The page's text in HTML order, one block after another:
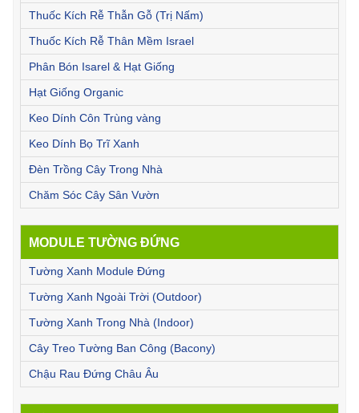
Thuốc Kích Rễ Thẫn Gỗ (Trị Nấm)
Thuốc Kích Rễ Thân Mềm Israel
Phân Bón Isarel & Hạt Giống
Hạt Giống Organic
Keo Dính Côn Trùng vàng
Keo Dính Bọ Trĩ Xanh
Đèn Trồng Cây Trong Nhà
Chăm Sóc Cây Sân Vườn
MODULE TƯỜNG ĐỨNG
Tường Xanh Module Đứng
Tường Xanh Ngoài Trời (Outdoor)
Tường Xanh Trong Nhà (Indoor)
Cây Treo Tường Ban Công (Bacony)
Chậu Rau Đứng Châu Âu